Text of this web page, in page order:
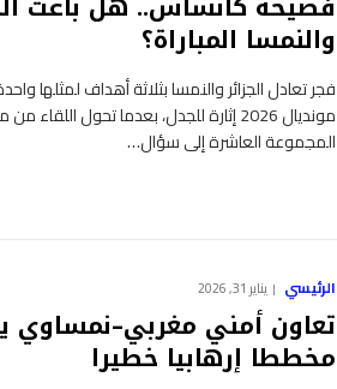
والنمسا المباراة؟
فجر تعادل الجزائر والنمسا بثلاثة أهداف لمثلها
مونديال 2026 إثارة للجدل، بعدما تحول
المجموعة العاشرة إلى سؤال…
الرئيسي يناير 31, 2026
تعاون أمني
مخططا إرهابيا خطيرا